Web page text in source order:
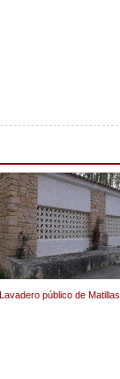
Lavadero público de Matillas